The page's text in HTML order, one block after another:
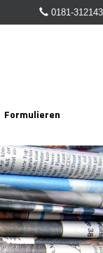
0181-312143
Formulieren